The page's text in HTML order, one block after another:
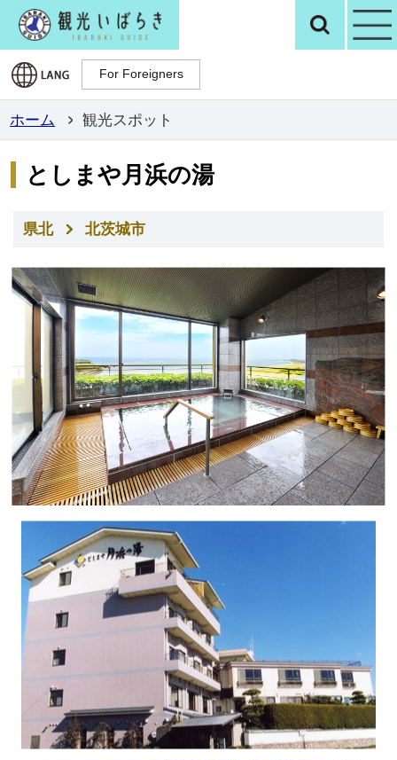
観光いばらき検
For Foreigners
For Foreigners
ホーム 観光スポット
としまや月浜の湯
県北 北茨城市